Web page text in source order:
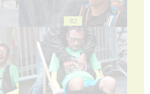
82